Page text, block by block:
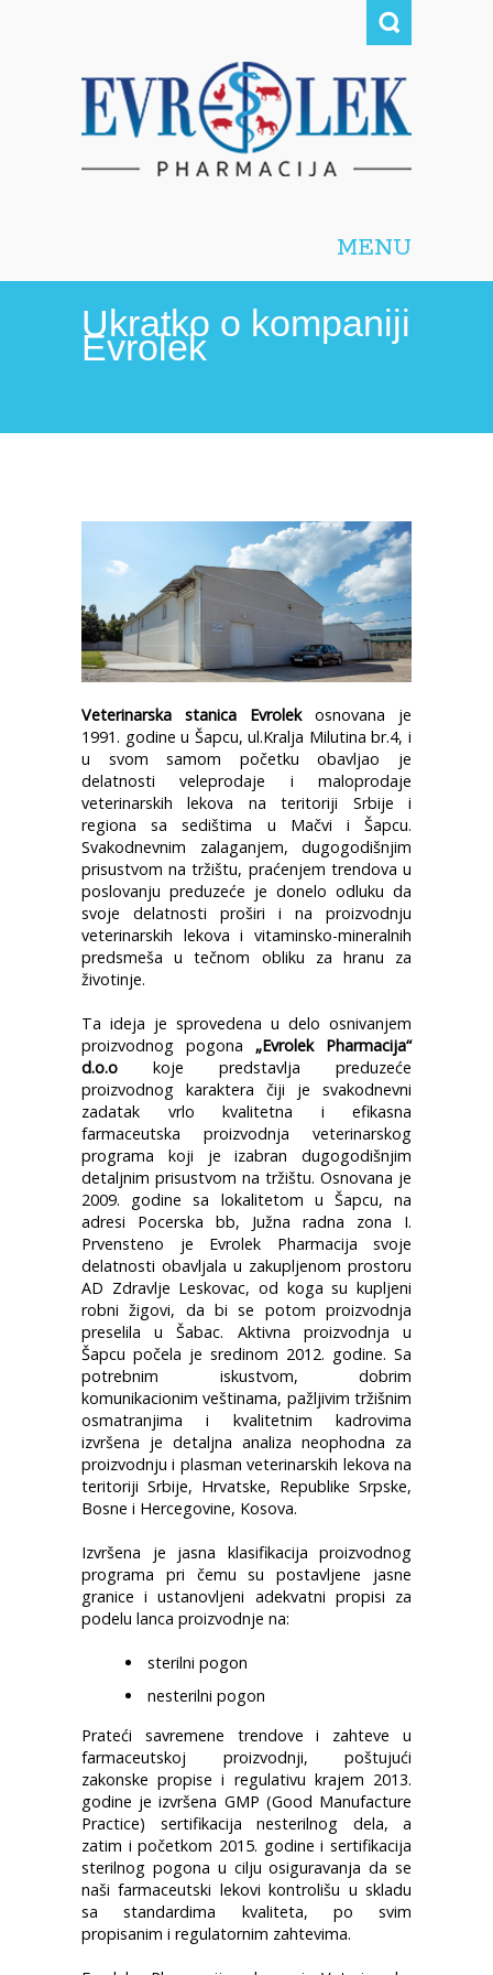
MENU
Ukratko o kompaniji
Evrolek
Veterinarska stanica Evrolekosnovana je
1991. godine u Šapcu, ul.Kralja Milutina br.4, i
u svom samom početku obavljao je
delatnosti veleprodaje i maloprodaje
veterinarskih lekova na teritoriji Srbije i
regiona sa sedištima u Mačvi i Šapcu.
Svakodnevnim zalaganjem, dugogodišnjim
prisustvom na tržištu, praćenjem trendova u
poslovanju preduzeće je donelo odluku da
svoje delatnosti proširi i na proizvodnju
veterinarskih lekova i vitaminsko-mineralnih
predsmeša u tečnom obliku za hranu za
životinje.
Ta ideja je sprovedena u delo osnivanjem
proizvodnog pogona „Evrolek Pharmacija“
d.o.o koje predstavlja preduzeće
proizvodnog karaktera čiji je svakodnevni
zadatak vrlo kvalitetna i efikasna
farmaceutska proizvodnja veterinarskog
programa koji je izabran dugogodišnjim
detaljnim prisustvom na tržištu. Osnovana je
2009. godine sa lokalitetom u Šapcu, na
adresi Pocerska bb, Južna radna zona I.
Prvensteno je Evrolek Pharmacija svoje
delatnosti obavljala u zakupljenom prostoru
AD Zdravlje Leskovac, od koga su kupljeni
robni žigovi, da bi se potom proizvodnja
preselila u Šabac. Aktivna proizvodnja u
Šapcu počela je sredinom 2012. godine. Sa
potrebnim iskustvom, dobrim
komunikacionim veštinama, pažljivim tržišnim
osmatranjima i kvalitetnim kadrovima
izvršena je detaljna analiza neophodna za
proizvodnju i plasman veterinarskih lekova na
teritoriji Srbije, Hrvatske, Republike Srpske,
Bosne i Hercegovine, Kosova.
Izvršena je jasna klasifikacija proizvodnog
programa pri čemu su postavljene jasne
granice i ustanovljeni adekvatni propisi za
podelu lanca proizvodnje na:
sterilni pogon
nesterilni pogon
Prateći savremene trendove i zahteve u
farmaceutskoj proizvodnji, poštujući
zakonske propise i regulativu krajem 2013.
godine je izvršena GMP (Good Manufacture
Practice) sertifikacija nesterilnog dela, a
zatim i početkom 2015. godine i sertifikacija
sterilnog pogona u cilju osiguravanja da se
naši farmaceutski lekovi kontrolišu u skladu
sa standardima kvaliteta, po svim
propisanim i regulatornim zahtevima.